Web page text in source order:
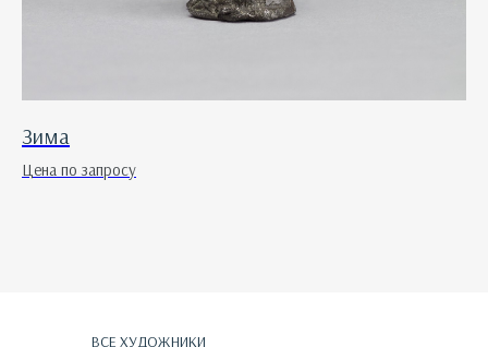
Зима
Цена по запросу
ВСЕ ХУДОЖНИКИ